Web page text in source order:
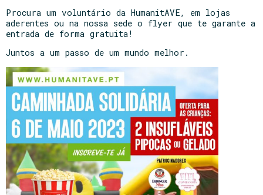
Procura um voluntário da HumanitAVE, em lojas
aderentes ou na nossa sede o flyer que te garante a
entrada de forma gratuita!
Juntos a um passo de um mundo melhor.